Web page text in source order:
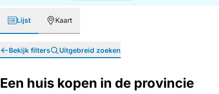
Lijst Kaart
Bekijk filters Uitgebreid zoeken
Een huis kopen in de provincie